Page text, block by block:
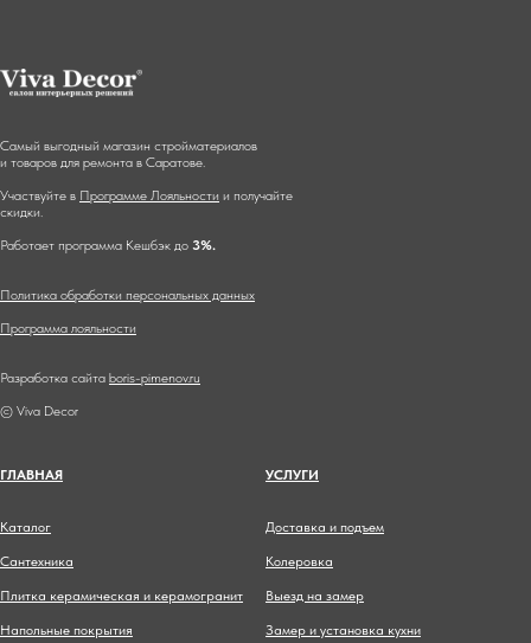
Самый выгодный магазин стройматериалов
и товаров для ремонта в Саратове.
Участвуйте в Программе Лояльности и получайте
скидки.
Работает программа Кешбэк до 3%.
Политика обработки персональных данных
Программа лояльности
Разработка сайта boris-pimenov.ru
© Viva Decor
ГЛАВНАЯ
Каталог
Сантехника
Плитка керамическая и керамогранит
Напольные покрытия
УСЛУГИ
Доставка и подъем
Колеровка
Выезд на замер
Замер и установка кухни